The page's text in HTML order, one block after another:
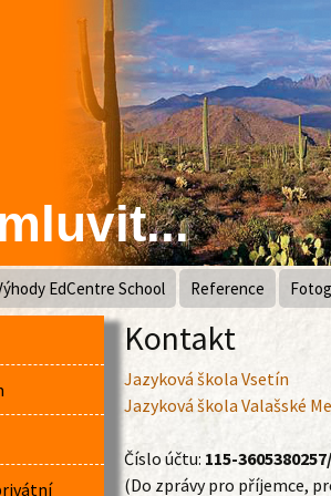
mluvit...
EdCentre School Reference
Kontakt
Jazyková škola Vsetín
Jazyková škola Valašské
Číslo účtu: 115-
(Do zprávy pro příjemce,